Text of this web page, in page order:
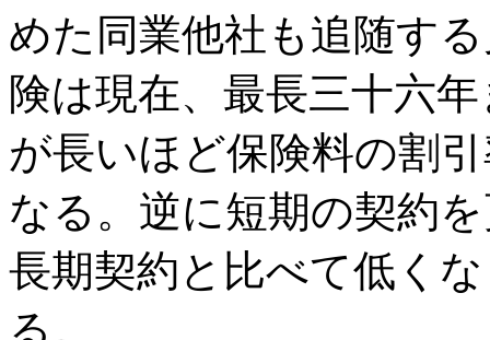
めた同業他社も追随す
険は現在、最長三十六
が長いほど保険料の割
なる。逆に短期の契約
長期契約と比べて低く
る。